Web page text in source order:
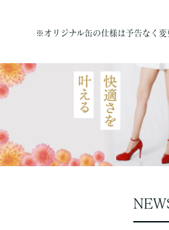
※オリジナル缶の仕様は予告なく変